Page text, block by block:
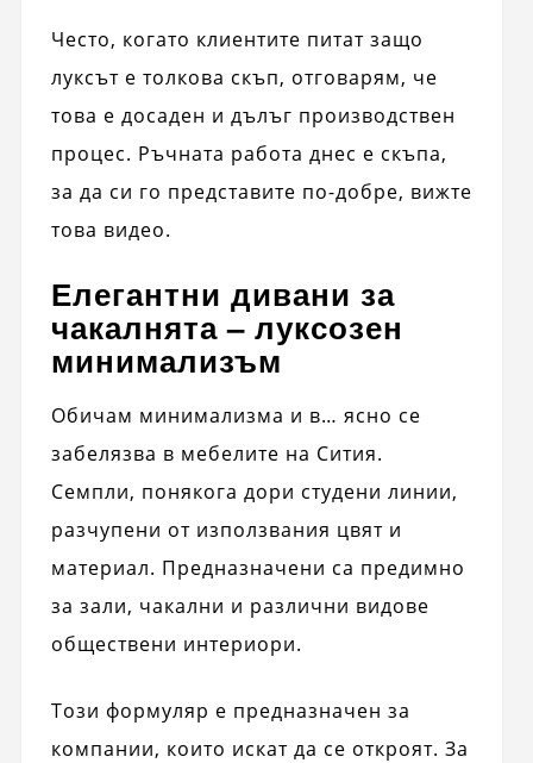
Често, когато клиентите питат защо
луксът е толкова скъп, отговарям, че
това е досаден и дълъг производствен
процес. Ръчната работа днес е скъпа,
за да си го представите по-добре, вижте
това видео.
Елегантни дивани за
чакалнята – луксозен
минимализъм
Обичам минимализма и в… ясно се
забелязва в мебелите на Сития.
Семпли, понякога дори студени линии,
разчупени от използвания цвят и
материал. Предназначени са предимно
за зали, чакални и различни видове
обществени интериори.
Този формуляр е предназначен за
компании, които искат да се откроят. За